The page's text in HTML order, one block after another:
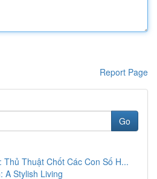
Report Page
Go
Thủ Thuật Chốt Các Con Số H...
A Stylish Living